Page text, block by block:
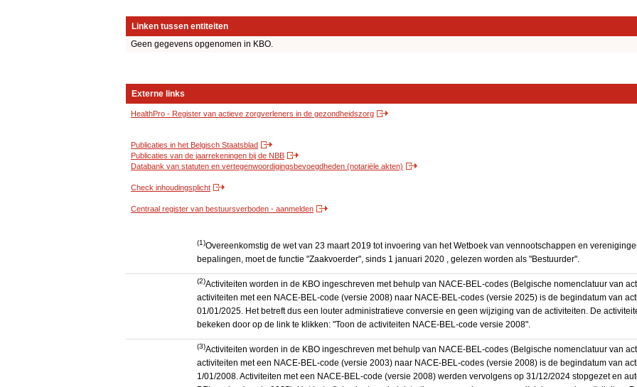
Linken tussen entiteiten
Geen gegevens opgenomen in KBO.
Externe links
HealthPro - Register van actieve zorgverleners in de gezondheidszorg
Publicaties in het Belgisch Staatsblad
Publicaties van de jaarrekeningen bij de NBB
Databank van statuten en vertegenwoordigingsbevoegdheden (notariële akten)
Check inhoudingsplicht
Centraal register van bestuursverboden - aanmelden
(1)Overeenkomstig de wet van 23 maart 2019 tot invoering van het Wetboek van vennootschappen en
bepalingen, moet de functie "Zaakvoerder", sinds 1 januari 2020 , gelezen worden als "Bestuurder".
(2)Activiteiten worden in de KBO ingeschreven met behulp van NACE-BEL-codes (Belgische nomenclatuur van
activiteiten met een NACE-BEL-code (versie 2008) naar NACE-BEL-codes (versie 2025) is de begindatum van
01/01/2025. Het betreft dus een louter administratieve conversie en geen wijziging van de activiteiten. De
bekeken door op de link te klikken: "Toon de activiteiten NACE-BEL-code versie 2008".
(3)Activiteiten worden in de KBO ingeschreven met behulp van NACE-BEL-codes (Belgische nomenclatuur van
activiteiten met een NACE-BEL-code (versie 2003) naar NACE-BEL-codes (versie 2008) is de begindatum van
1/01/2008. Activiteiten met een NACE-BEL-code (versie 2008) werden vervolgens op 31/12/2024 stopgezet en